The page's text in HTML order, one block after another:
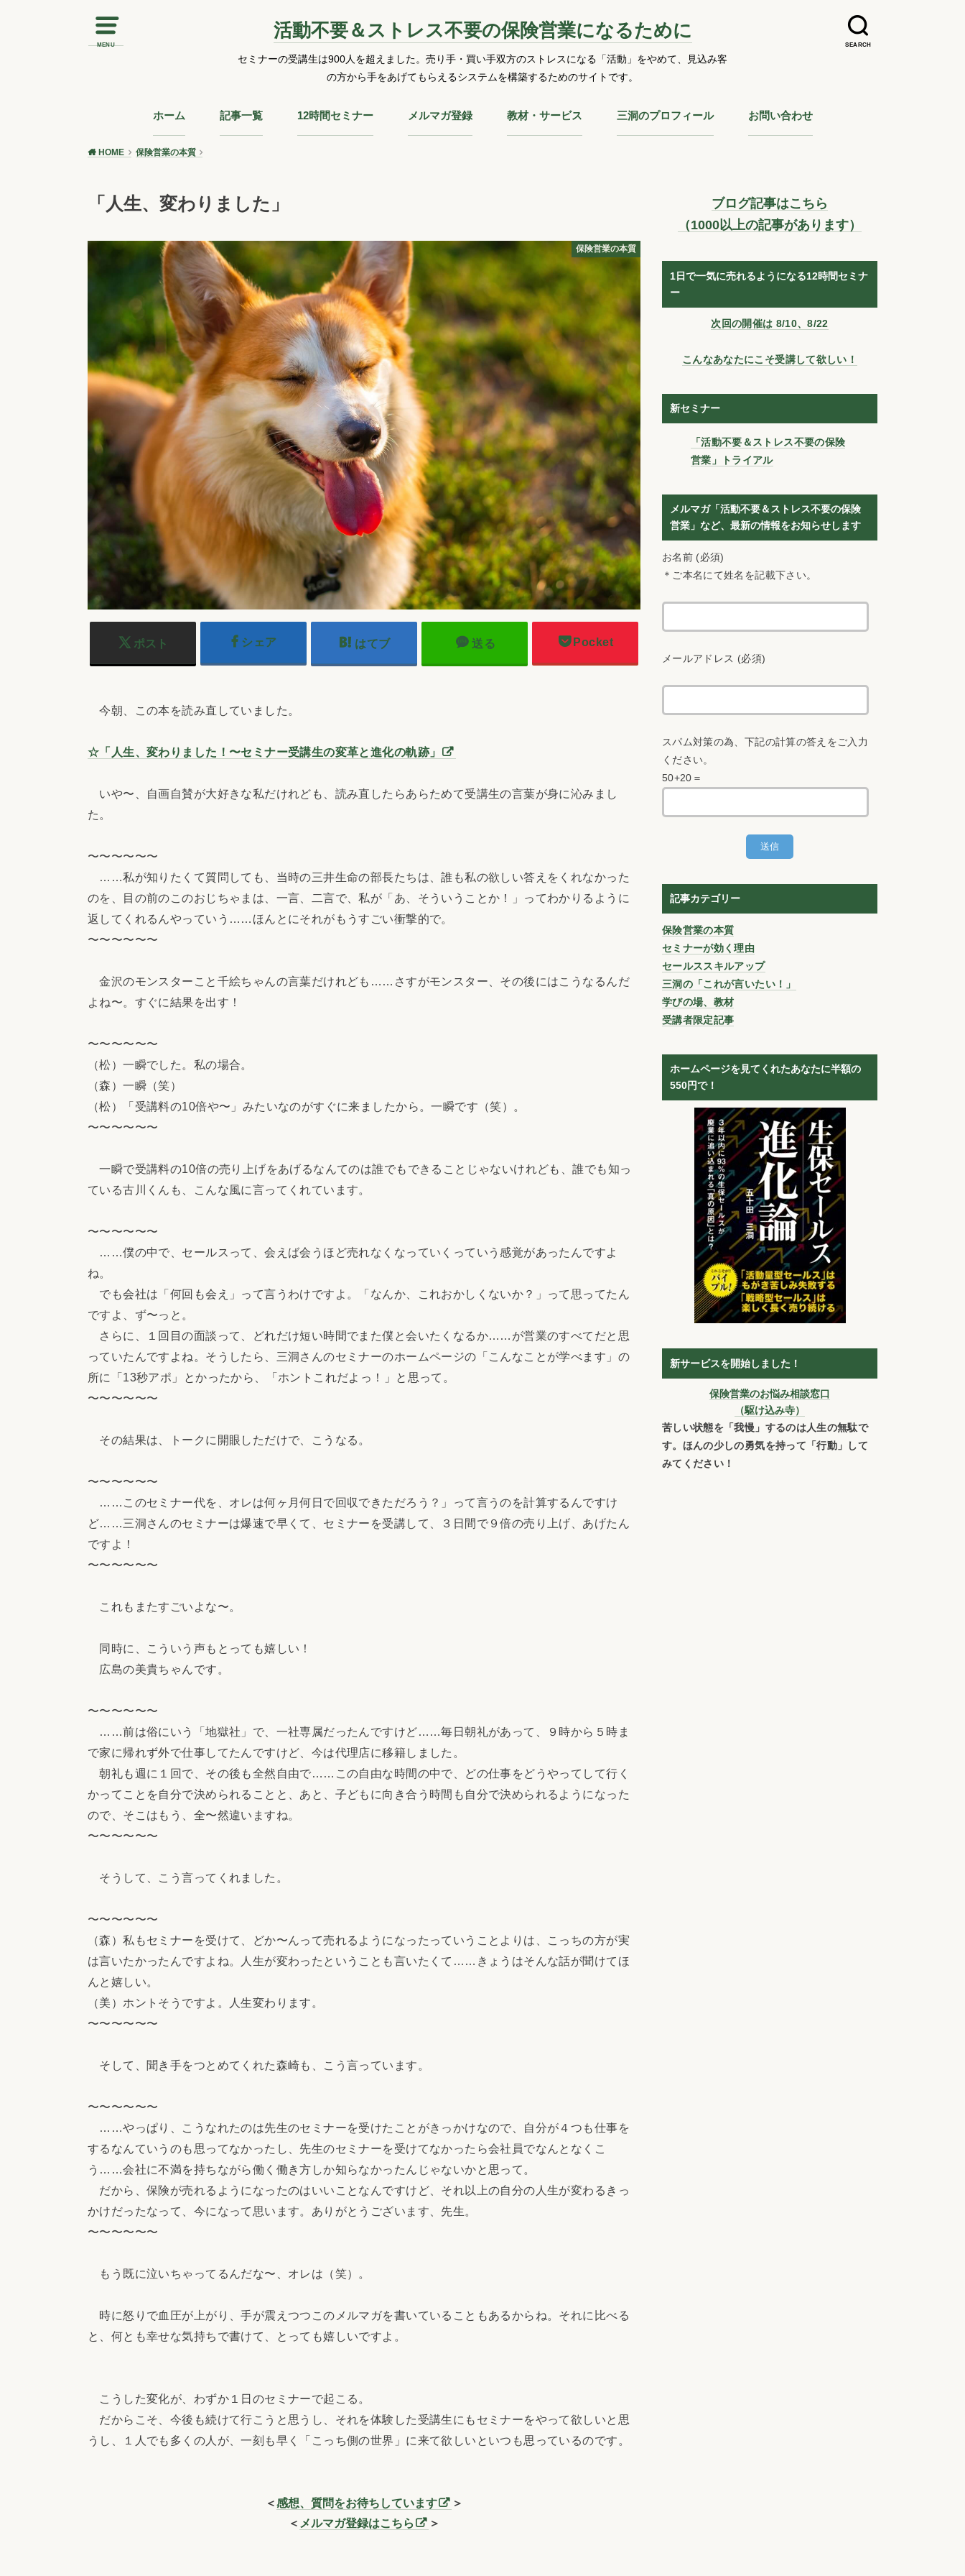
MENU SEARCH
活動不要＆ストレス不要の保険営業になるために
セミナーの受講生は900人を超えました。売り手・買い手双方のストレスになる「活動」をやめて、見込み客
の方から手をあげてもらえるシステムを構築するためのサイトです。
ホーム 記事一覧 12時間セミナー メルマガ登録 教材・サービス 三洞のプロフィール お問い合わせ
HOME 保険営業の本質
「人生、変わりました」
保険営業の本質
ポスト シェア はてブ 送る Pocket
今朝、この本を読み直していました。
☆「人生、変わりました！〜セミナー受講生の変革と進化の軌跡」
いや〜、自画自賛が大好きな私だけれども、読み直したらあらためて受講生の言葉が身に沁みまし
た。
〜〜〜〜〜〜
……私が知りたくて質問しても、当時の三井生命の部長たちは、誰も私の欲しい答えをくれなかった
のを、目の前のこのおじちゃまは、一言、二言で、私が「あ、そういうことか！」ってわかりるように
返してくれるんやっていう……ほんとにそれがもうすごい衝撃的で。
〜〜〜〜〜〜
金沢のモンスターこと千絵ちゃんの言葉だけれども……さすがモンスター、その後にはこうなるんだ
よね〜。すぐに結果を出す！
〜〜〜〜〜〜
（松）一瞬でした。私の場合。
（森）一瞬（笑）
（松）「受講料の10倍や〜」みたいなのがすぐに来ましたから。一瞬です（笑）。
〜〜〜〜〜〜
一瞬で受講料の10倍の売り上げをあげるなんてのは誰でもできることじゃないけれども、誰でも知っ
ている古川くんも、こんな風に言ってくれています。
〜〜〜〜〜〜
……僕の中で、セールスって、会えば会うほど売れなくなっていくっていう感覚があったんですよ
ね。
でも会社は「何回も会え」って言うわけですよ。「なんか、これおかしくないか？」って思ってたん
ですよ、ず〜っと。
さらに、１回目の面談って、どれだけ短い時間でまた僕と会いたくなるか……が営業のすべてだと思
っていたんですよね。そうしたら、三洞さんのセミナーのホームページの「こんなことが学べます」の
所に「13秒アポ」とかったから、「ホントこれだよっ！」と思って。
〜〜〜〜〜〜
その結果は、トークに開眼しただけで、こうなる。
〜〜〜〜〜〜
……このセミナー代を、オレは何ヶ月何日で回収できただろう？」って言うのを計算するんですけ
ど……三洞さんのセミナーは爆速で早くて、セミナーを受講して、３日間で９倍の売り上げ、あげたん
ですよ！
〜〜〜〜〜〜
これもまたすごいよな〜。
同時に、こういう声もとっても嬉しい！
広島の美貴ちゃんです。
〜〜〜〜〜〜
……前は俗にいう「地獄社」で、一社専属だったんですけど……毎日朝礼があって、９時から５時ま
で家に帰れず外で仕事してたんですけど、今は代理店に移籍しました。
朝礼も週に１回で、その後も全然自由で……この自由な時間の中で、どの仕事をどうやってして行く
かってことを自分で決められることと、あと、子どもに向き合う時間も自分で決められるようになった
ので、そこはもう、全〜然違いますね。
〜〜〜〜〜〜
そうして、こう言ってくれました。
〜〜〜〜〜〜
（森）私もセミナーを受けて、どか〜んって売れるようになったっていうことよりは、こっちの方が実
は言いたかったんですよね。人生が変わったということも言いたくて……きょうはそんな話が聞けてほ
んと嬉しい。
（美）ホントそうですよ。人生変わります。
〜〜〜〜〜〜
そして、聞き手をつとめてくれた森崎も、こう言っています。
〜〜〜〜〜〜
……やっぱり、こうなれたのは先生のセミナーを受けたことがきっかけなので、自分が４つも仕事を
するなんていうのも思ってなかったし、先生のセミナーを受けてなかったら会社員でなんとなくこ
う……会社に不満を持ちながら働く働き方しか知らなかったんじゃないかと思って。
だから、保険が売れるようになったのはいいことなんですけど、それ以上の自分の人生が変わるきっ
かけだったなって、今になって思います。ありがとうございます、先生。
〜〜〜〜〜〜
もう既に泣いちゃってるんだな〜、オレは（笑）。
時に怒りで血圧が上がり、手が震えつつこのメルマガを書いていることもあるからね。それに比べる
と、何とも幸せな気持ちで書けて、とっても嬉しいですよ。
こうした変化が、わずか１日のセミナーで起こる。
だからこそ、今後も続けて行こうと思うし、それを体験した受講生にもセミナーをやって欲しいと思
うし、１人でも多くの人が、一刻も早く「こっち側の世界」に来て欲しいといつも思っているのです。
＜感想、質問をお待ちしています
＞
＜ メルマガ登録はこちら ＞
ブログ記事はこちら
（1000以上の記事があります）
1日で一気に売れるようになる12時間セミナ
ー
次回の開催は 8/10、8/22
こんなあなたにこそ受講して欲しい！
新セミナー
「活動不要＆ストレス不要の保険
営業」トライアル
メルマガ「活動不要＆ストレス不要の保険
営業」など、最新の情報をお知らせします
お名前 (必須)
＊ご本名にて姓名を記載下さい。
メールアドレス (必須)
スパム対策の為、下記の計算の答えをご入力
ください。
50+20＝
記事カテゴリー
保険営業の本質
セミナーが効く理由
セールススキルアップ
三洞の「これが言いたい！」
学びの場、教材
受講者限定記事
ホームページを見てくれたあなたに半額の
550円で！
新サービスを開始しました！
保険営業のお悩み相談窓口
（駆け込み寺）
苦しい状態を「我慢」するのは人生の無駄で
す。ほんの少しの勇気を持って「行動」して
みてください！